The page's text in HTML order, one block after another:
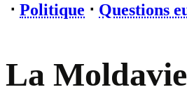
⋅ Politique ⋅ Questions
La